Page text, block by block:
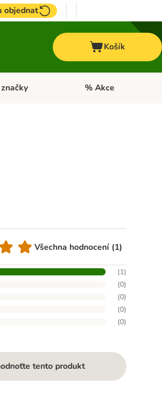
objednat
Košík
menu: + VET Dieta Otevřít menu: Top
% Akce
Všechna hodnocení (1)
(1)
(0)
(0)
(0)
(0)
tento produkt